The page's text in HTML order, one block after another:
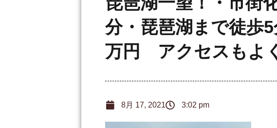
分・琵琶湖まで徒歩
万円 アクセスもよ
8月 17, 2021 3:02 pm